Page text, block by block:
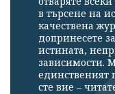
в търсене на
качествена
допринесете
истината,
зависимости.
единственият
сте вие –